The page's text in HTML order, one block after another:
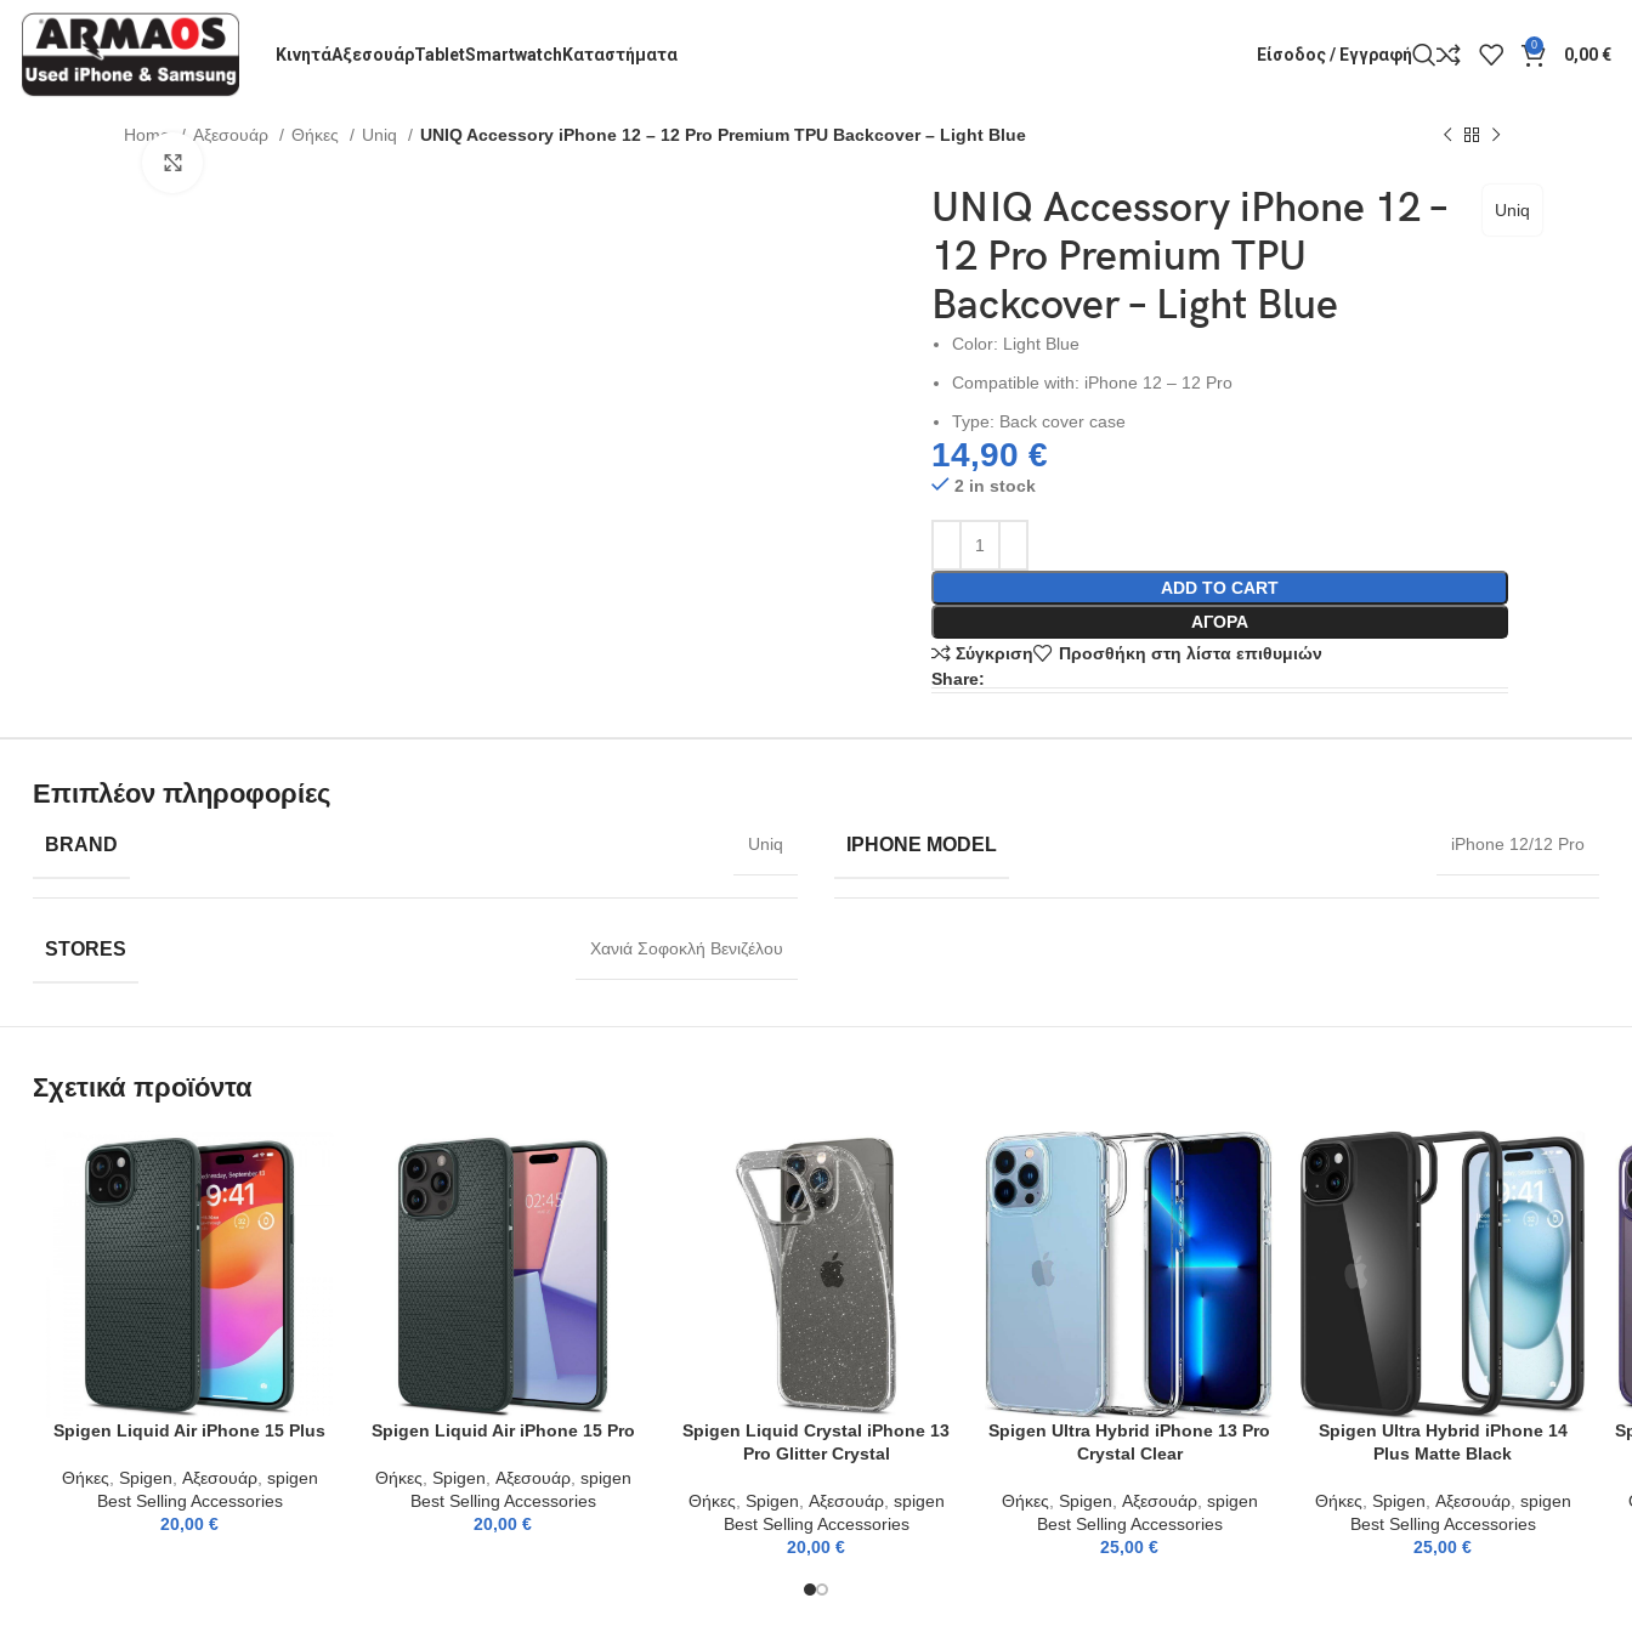
ΚινητάΑξεσουάρTabletSmartwatch Καταστήματα Είσοδος / Εγγραφή 0 0,00€
Home Αξεσουάρ Θήκες Uniq UNIQ Accessory iPhone 12 – 12 Pro Premium TPU Backcover – Light Blue
UNIQ Accessory iPhone 12 –
12 Pro Premium TPU
Backcover – Light Blue
Uniq
Color: Light Blue
Compatible with: iPhone 12 – 12 Pro
Type: Back cover case
14,90 €
2 in stock
ADD TO CART
ΑΓΟΡΆ
Σύγκριση
Προσθήκη στη λίστα επιθυμιών
Share:
Επιπλέον πληροφορίες
BRAND Uniq IPHONE MODEL iPhone 12/12 Pro
STORES Χανιά Σοφοκλή Βενιζέλου
Σχετικά προϊόντα
ADD TO CART
Spigen Liquid Air iPhone 15 Plus
Θήκες Spigen Αξεσουάρ, spigen
Best Selling Accessories
20,00 €
ADD TO CART
Spigen Liquid Air iPhone 15 Pro
Θήκες Spigen Αξεσουάρ, spigen
Best Selling Accessories
20,00 €
ADD TO CART
Spigen Liquid Crystal iPhone 13
Pro Glitter Crystal
Θήκες Spigen Αξεσουάρ, spigen
Best Selling Accessories
20,00 €
ADD TO CART
Spigen Ultra Hybrid iPhone 13 Pro
Crystal Clear
Θήκες Spigen Αξεσουάρ, spigen
Best Selling Accessories
25,00 €
ADD TO CART
Spigen Ultra Hybrid iPhone 14
Plus Matte Black
Θήκες Spigen Αξεσουάρ, spigen
Best Selling Accessories
25,00 €